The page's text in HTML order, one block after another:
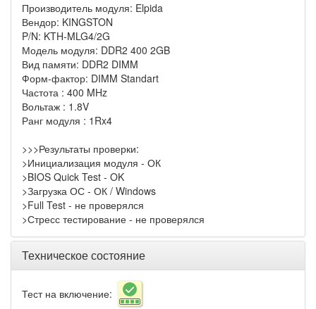
Производитель модуля: Elpida
Вендор: KINGSTON
P/N: KTH-MLG4/2G
Модель модуля: DDR2 400 2GB
Вид памяти: DDR2 DIMM
Форм-фактор: DIMM Standart
Частота : 400 MHz
Вольтаж : 1.8V
Ранг модуля : 1Rx4
>>>Результаты проверки:
>Инициализация модуля - ОК
>BIOS Quick Test - OK
>Загрузка ОС - ОК / Windows
>Full Test - не проверялся
>Стресс тестирование - не проверялся
Техническое состояние
Тест на включение: